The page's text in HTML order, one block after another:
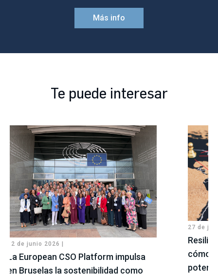
Más info
Te puede interesar
12 de junio 2026 |
La European CSO Platform impulsa
en Bruselas la sostenibilidad como
27 de
cómo